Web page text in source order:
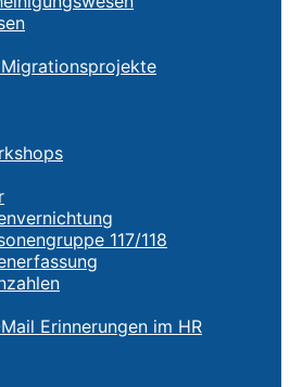
117/118
Erinnerungen im HR